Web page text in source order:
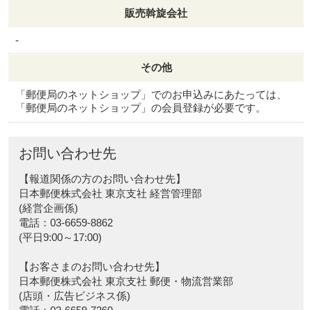
販売斡旋会社
-
その他
「郵便局のネットショップ」でのお申込みにあたっては、
「郵便局のネットショップ」の会員登録が必要です。
お問い合わせ先
【報道関係の方のお問い合わせ先】
日本郵便株式会社 東京支社 経営管理部
(経営企画係)
電話：03-6659-8862
(平日9:00～17:00)
【お客さまのお問い合わせ先】
日本郵便株式会社 東京支社 郵便・物流営業部
(店頭・広告ビジネス係)